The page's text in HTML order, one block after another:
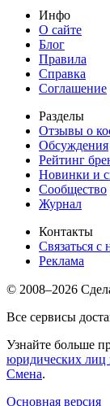
Инфо
О сайте
Блог
Правила
Справка
Соглашение
Разделы
Отзывы о
Обсуждения
Рейтинг
Новинки и
Сообщество
Журнал
Контакты
Связаться с
Реклама
© 2008–2026
Все сервисы
Узнайте больше
юридических
Смена.
Основная версия